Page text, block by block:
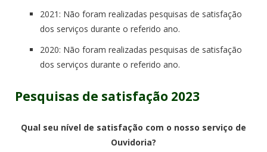
2021: Não foram realizadas pesquisas de satisfação
dos serviços durante o referido ano.
2020: Não foram realizadas pesquisas de satisfação
dos serviços durante o referido ano.
Pesquisas de satisfação 2023
Qual seu nível de satisfação com o nosso serviço de
Ouvidoria?